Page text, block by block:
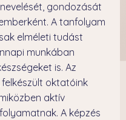
gondozását
A tanfolyam
elméleti tudást
munkában
is. Az
oktatóink
aktív
A képzés